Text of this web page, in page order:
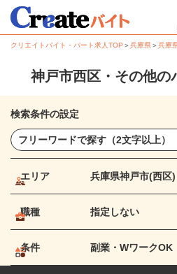
クリエイトバイト・パート求人TOP ＞兵庫県＞兵庫
神戸市西区・その他の
検索条件の設定
エリア 兵庫県神戸市(西区)
職種 指定しない
条件 副業・WワークOK